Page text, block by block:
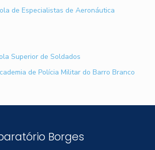
de Especialistas de Aeronáutica
Superior de Soldados
de Polícia Militar do Barro Branco
Borges